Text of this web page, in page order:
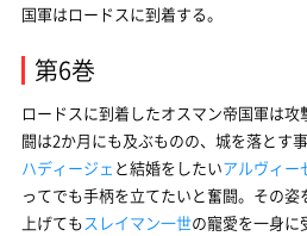
国軍はロードスに到着する。
第6巻
ロードスに到着したオスマン帝国軍は
闘は2か月にも及ぶものの、城を落とす
ハディージェ と結婚をしたいアルヴィー
ってでも手柄を立てたいと奮闘。その姿
上げてもスレイマン一世の寵愛を一身に